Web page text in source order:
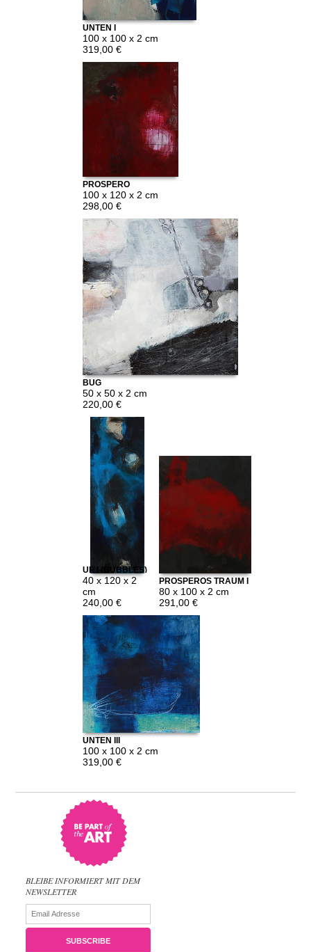
UNTEN I
100 x 100 x 2 cm
319,00 €
PROSPERO
100 x 120 x 2 cm
298,00 €
BUG
50 x 50 x 2 cm
220,00 €
UP I (BUBBLES)
40 x 120 x 2
cm
240,00 €
PROSPEROS TRAUM I
80 x 100 x 2 cm
291,00 €
UNTEN III
100 x 100 x 2 cm
319,00 €
BLEIBE INFORMIERT MIT DEM
NEWSLETTER